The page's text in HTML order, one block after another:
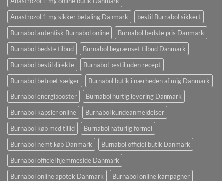
Anastrozol 1 mg sikker betaling Danmark
bestil Burnabol sikkert
Burnabol autentisk Burnabol online
Burnabol bedste pris Danmark
Burnabol bedste tilbud
Burnabol begrænset tilbud Danmark
Burnabol bestil direkte
Burnabol bestil uden recept
Burnabol betroet sælger
Burnabol butik i nærheden af ​​mig Danmark
Burnabol energibooster
Burnabol hurtig levering Danmark
Burnabol kapsler online
Burnabol kundeanmeldelser
Burnabol køb med tillid
Burnabol naturlig formel
Burnabol nemt køb Danmark
Burnabol officiel butik Danmark
Burnabol officiel hjemmeside Danmark
Burnabol online apotek Danmark
Burnabol online kampagner